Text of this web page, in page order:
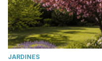
JARDINES